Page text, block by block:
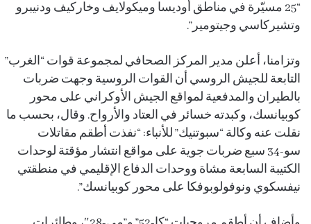
“25 مسيّرة في مناطق أوديسا وميكولايف وخاركيف ودنيبرو
وتشيركاسي وجيتومير”.
وتزامنا، أعلن مدير المركز الصحافي لمجموعة قوات “الغرب”
التابعة للجيش الروسي أن القوات الروسية وجهت ضربات
بالطيران والمدفعية لمواقع الجيش الأوكراني على محور
كوبيانسك، وكبدته خسائر في العتاد والأرواح. وقال، بحسب ما
نقلت عنه وكالة “سبوتنيك” للأنباء: “نفذت أطقم مقاتلات
سو-34 سبع ضربات جوية على مواقع انتشار مؤقتة لوحدات
الكتيبة السابعة مشاة ووحدات الدفاع الإقليمي في منطقتي
نيفسكوي ونوفولوبوفكا على محور كوبيانسك”.